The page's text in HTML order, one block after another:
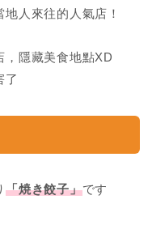
人來往的人氣店！
，隱藏美食地點XD
了
「焼き餃子」です